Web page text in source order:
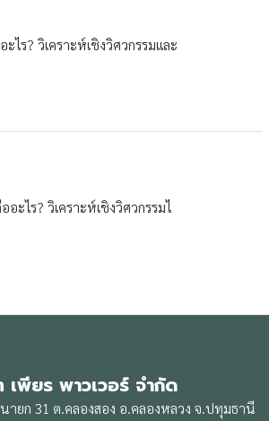
ไร? วิเคราะห์เชิงวิศวกรรมและ
ะไร? วิเคราะห์เชิงวิศวกรรมไ
เพียร พาวเวอร์ จำกัด
ายก 31 ต.คลองสอง อ.คลองหลวง จ.ปทุมธานี